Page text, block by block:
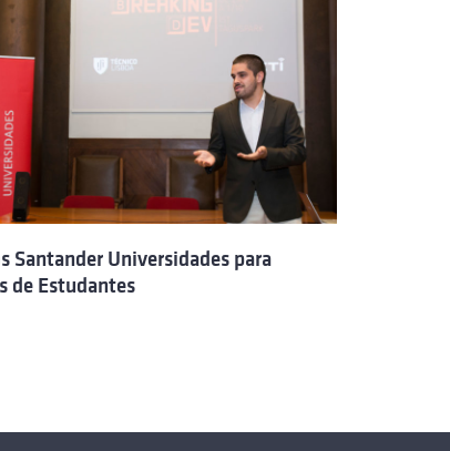
Santander Universidades para
de Estudantes